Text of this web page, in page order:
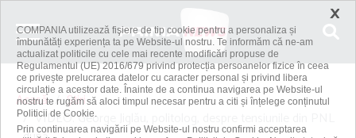
Acasă
Știri
VIDEO. George Jiglău, politolog, despre tensiunile din PNL
×
COMPANIA utilizează fişiere de tip cookie pentru a personaliza și
îmbunătăți experiența ta pe Website-ul nostru. Te informăm că ne-am
actualizat politicile cu cele mai recente modificări propuse de
Regulamentul (UE) 2016/679 privind protecția persoanelor fizice în ceea
ce privește prelucrarea datelor cu caracter personal și privind libera
circulație a acestor date. Înainte de a continua navigarea pe Website-ul
nostru te rugăm să aloci timpul necesar pentru a citi și înțelege conținutul
Politicii de Cookie.
Prin continuarea navigării pe Website-ul nostru confirmi acceptarea